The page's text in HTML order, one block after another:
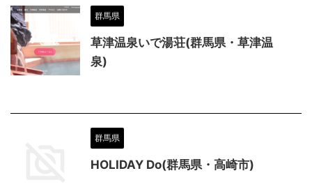
群馬県
草津温泉いで湯荘(群馬県・草津温
泉)
群馬県
HOLIDAY Do(群馬県・高崎市)